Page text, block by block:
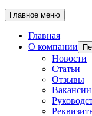
Главное меню
Главная
О компании
Новости
Статьи
Отзывы
Вакансии